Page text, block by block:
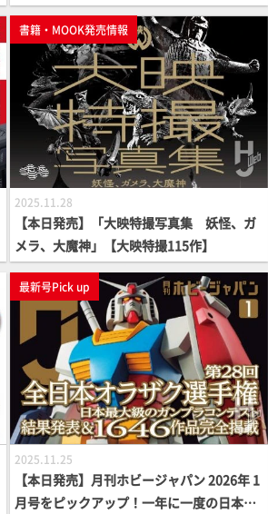
ラ】
書籍・MOOK発売情報
2025.11.28
【本日発売】「大映特撮写真集 妖怪、ガ
メラ、大魔神」【大映特撮115作】
最新号Pick up
2025.11.25
【本日発売】月刊ホビージャパン 2026年 1
月号をピックアップ！一年に一度の日本最